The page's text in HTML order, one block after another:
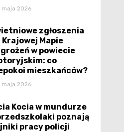
2026
zgłoszenia
Krajowej Mapie
w powiecie
co
mieszkańców?
2026
Kocia w mundurze
poznają
pracy policji